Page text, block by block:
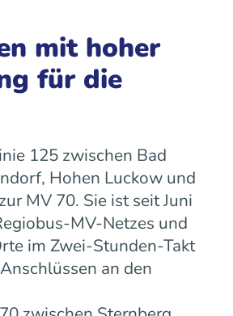
mit hoher
für die
125 zwischen Bad
Hohen Luckow und
MV 70. Sie ist seit Juni
MV-Netzes und
im Zwei-Stunden-Takt
an den